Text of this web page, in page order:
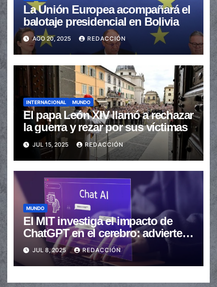
La Unión Europea acompañará el
balotaje presidencial en Bolivia
AGO 20, 2025 REDACCIÓN
INTERNACIONAL MUNDO
El papa León XIV llamó a rechazar
la guerra y rezar por sus víctimas
JUL 15, 2025 REDACCIÓN
MUNDO
El MIT investiga el impacto de
ChatGPT en el cerebro: advierten
sobre una posible “pereza
mental”
JUL 8, 2025 REDACCIÓN